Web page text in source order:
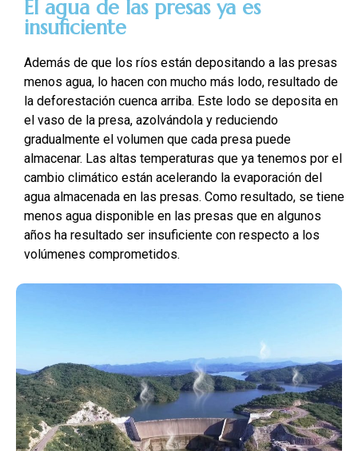
El agua de las presas ya es
insuficiente
Además de que los ríos están depositando a las presas
menos agua, lo hacen con mucho más lodo, resultado de
la deforestación cuenca arriba. Este lodo se deposita en
el vaso de la presa, azolvándola y reduciendo
gradualmente el volumen que cada presa puede
almacenar. Las altas temperaturas que ya tenemos por el
cambio climático están acelerando la evaporación del
agua almacenada en las presas. Como resultado, se tiene
menos agua disponible en las presas que en algunos
años ha resultado ser insuficiente con respecto a los
volúmenes comprometidos.